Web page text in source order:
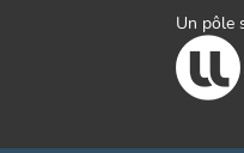
Un pôle